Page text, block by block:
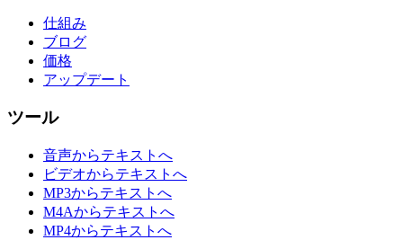
仕組み
ブログ
価格
アップデート
ツール
音声からテキストへ
ビデオからテキストへ
MP3からテキストへ
M4Aからテキストへ
MP4からテキストへ